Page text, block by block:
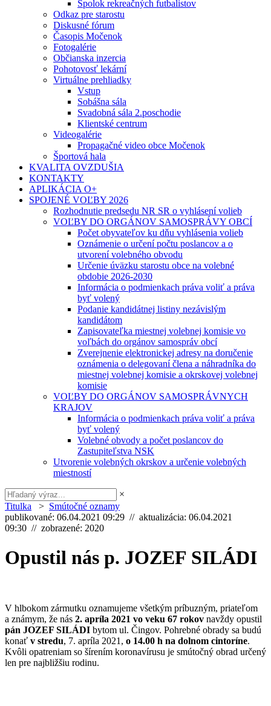
Spolok rekreačných futbalistov
Odkaz pre starostu
Diskusné fórum
Časopis Močenok
Fotogalérie
Občianska inzercia
Pohotovosť lekární
Virtuálne prehliadky
Vstup
Sobášna sála
Svadobná sála 2.poschodie
Klientské centrum
Videogalérie
Propagačné video obce Močenok
Športová hala
KVALITA OVZDUŠIA
KONTAKTY
APLIKÁCIA O+
SPOJENÉ VOĽBY 2026
Rozhodnutie predsedu NR SR o vyhlásení volieb
VOĽBY DO ORGÁNOV SAMOSPRÁVY OBCÍ
Počet obyvateľov ku dňu vyhlásenia volieb
Oznámenie o určení počtu poslancov a o
utvorení volebného obvodu
Určenie úväzku starostu obce na volebné
obdobie 2026-2030
Informácia o podmienkach práva voliť a práva
byť volený
Podanie kandidátnej listiny nezávislým
kandidátom
Zapisovateľka miestnej volebnej komisie vo
voľbách do orgánov samospráv obcí
Zverejnenie elektronickej adresy na doručenie
oznámenia o delegovaní člena a náhradníka do
miestnej volebnej komisie a okrskovej volebnej
komisie
VOĽBY DO ORGÁNOV SAMOSPRÁVNYCH
KRAJOV
Informácia o podmienkach práva voliť a práva
byť volený
Volebné obvody a počet poslancov do
Zastupiteľstva NSK
Utvorenie volebných okrskov a určenie volebných
miestností
×
Titulka > Smútočné oznamy
publikované: 06.04.2021 09:29 // aktualizácia: 06.04.2021
09:30 // zobrazené: 2020
Opustil nás p. JOZEF SILÁDI
V hlbokom zármutku oznamujeme všetkým príbuzným, priateľom
a známym, že nás 2. apríla 2021 vo veku 67 rokov navždy opustil
pán JOZEF SILÁDI bytom ul. Čingov. Pohrebné obrady sa budú
konať v stredu, 7. apríla 2021, o 14.00 h na dolnom cintoríne.
Kvôli opatreniam so šírením koronavírusu je smútočný obrad určený
len pre najbližšiu rodinu.